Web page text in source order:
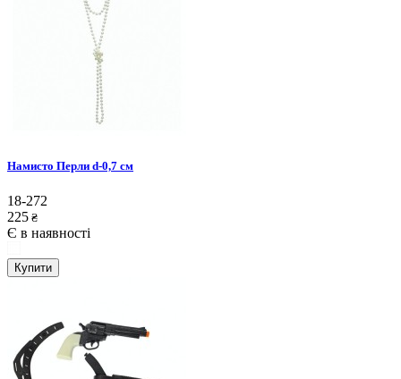
Намисто Перли d-0,7 см
18-272
225 ₴
Є в наявності
Купити